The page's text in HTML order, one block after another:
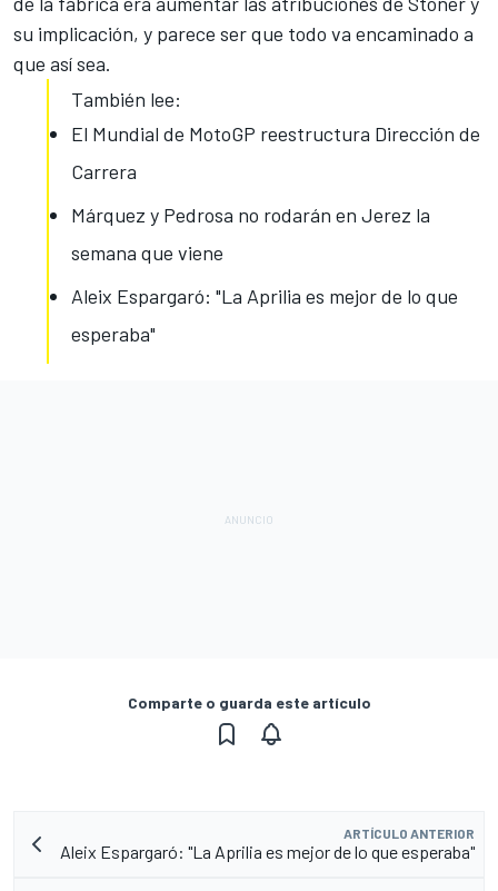
su implicación, y parece ser que todo va encaminado a
que así sea.
También lee:
El Mundial de MotoGP reestructura Dirección de
Carrera
Márquez y Pedrosa no rodarán en Jerez la
semana que viene
Aleix Espargaró: "La Aprilia es mejor de lo que
esperaba"
Comparte o guarda este artículo
ARTÍCULO ANTERIOR
Aleix Espargaró: "La Aprilia es mejor de lo que esperaba"